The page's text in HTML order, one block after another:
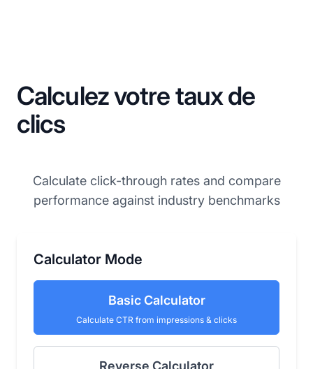
Calculez votre taux de
clics
Calculate click-through rates and compare
performance against industry benchmarks
Calculator Mode
Basic Calculator
Calculate CTR from impressions & clicks
Reverse Calculator